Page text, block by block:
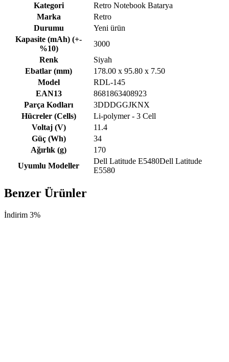
Kategori
Retro Notebook Batarya
Marka
Retro
Durumu
Yeni ürün
Kapasite (mAh) (+-
%10)
3000
Renk
Siyah
Ebatlar (mm)
178.00 x 95.80 x 7.50
Model
RDL-145
EAN13
8681863408923
Parça Kodları
3DDDGGJKNX
Hücreler (Cells)
Li-polymer - 3 Cell
Voltaj (V)
11.4
Güç (Wh)
34
Ağırlık (g)
170
Uyumlu Modeller
Dell Latitude E5480Dell Latitude
E5580
Benzer Ürünler
İndirim 3%